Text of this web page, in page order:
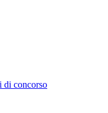
di concorso